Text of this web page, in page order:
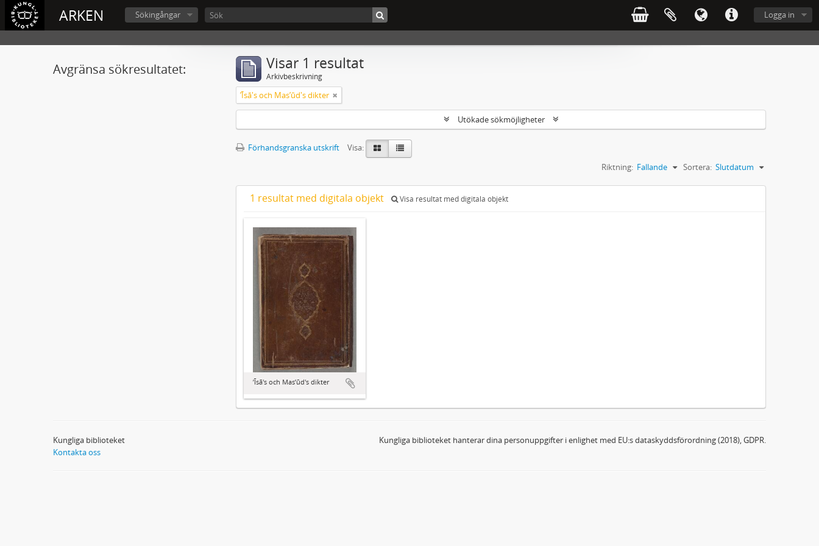
ARKEN Logga in
Sökingångar
Avgränsa sökresultatet: Visar 1 resultat
Arkivbeskrivning
ʼĪsā's och Masʼūd's dikter
Utökade sökmöjligheter
Förhandsgranska utskrift
Visa:
Sortera: Slutdatum
Riktning: Fallande
1 resultat med digitala objekt Visa resultat med digitala objekt
ʼĪsā's och Masʼūd's dikter
Kungliga biblioteket
Kontakta oss
Kungliga biblioteket hanterar dina personuppgifter i enlighet med EU:s dataskyddsförordning (2018), GDPR.